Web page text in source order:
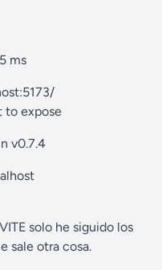
ms
expose
v0.7.4
solo he siguido los
sale otra cosa.